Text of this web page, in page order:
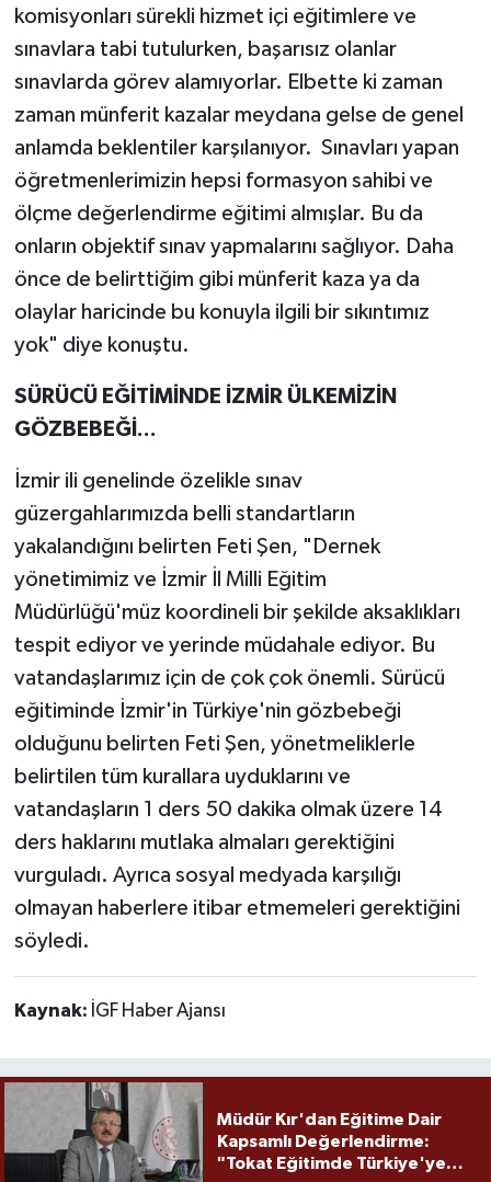
komisyonları sürekli hizmet içi eğitimlere ve
sınavlara tabi tutulurken, başarısız olanlar
sınavlarda görev alamıyorlar. Elbette ki zaman
zaman münferit kazalar meydana gelse de genel
anlamda beklentiler karşılanıyor. Sınavları yapan
öğretmenlerimizin hepsi formasyon sahibi ve
ölçme değerlendirme eğitimi almışlar. Bu da
onların objektif sınav yapmalarını sağlıyor. Daha
önce de belirttiğim gibi münferit kaza ya da
olaylar haricinde bu konuyla ilgili bir sıkıntımız
yok" diye konuştu.
SÜRÜCÜ EĞİTİMİNDE İZMİR ÜLKEMİZİN
GÖZBEBEĞİ...
İzmir ili genelinde özelikle sınav
güzergahlarımızda belli standartların
yakalandığını belirten Feti Şen, "Dernek
yönetimimiz ve İzmir İl Milli Eğitim
Müdürlüğü'müz koordineli bir şekilde aksaklıkları
tespit ediyor ve yerinde müdahale ediyor. Bu
vatandaşlarımız için de çok çok önemli. Sürücü
eğitiminde İzmir'in Türkiye'nin gözbebeği
olduğunu belirten Feti Şen, yönetmeliklerle
belirtilen tüm kurallara uyduklarını ve
vatandaşların 1 ders 50 dakika olmak üzere 14
ders haklarını mutlaka almaları gerektiğini
vurguladı. Ayrıca sosyal medyada karşılığı
olmayan haberlere itibar etmemeleri gerektiğini
söyledi.
Kaynak: İGF Haber Ajansı
Müdür Kır'dan Eğitime Dair
Kapsamlı Değerlendirme:
"Tokat Eğitimde Türkiye'ye